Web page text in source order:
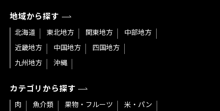
地域から探す
北海道 東北地方 関東地方
中部地方
近畿地方
中国地方
四国地方
九州地方
沖縄
カテゴリから探す
肉 魚介類 果物・フルーツ
米・パン